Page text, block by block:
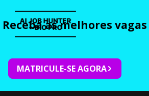
Receba as melhores
MATRICULE-SE AGORA